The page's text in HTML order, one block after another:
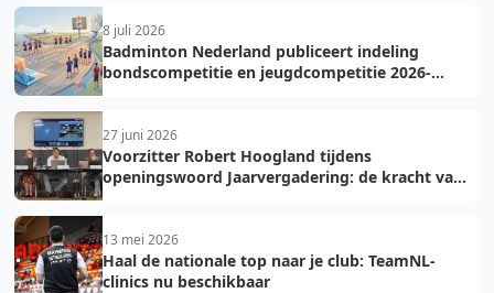
8 juli 2026
Badminton Nederland publiceert indeling
bondscompetitie en jeugdcompetitie 2026-
27 juni 2026
Voorzitter Robert Hoogland tijdens
openingswoord Jaarvergadering: de kracht van
13 mei 2026
Haal de nationale top naar je club: TeamNL-
clinics nu beschikbaar